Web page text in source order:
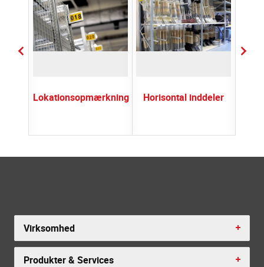
Lokationsopmærkning Horisontal inddeler
Virksomhed
Produkter & Services